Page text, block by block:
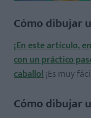
Cómo dibujar
¡En este artículo,
con un práctico
caballo!¡Es muy
Cómo dibujar